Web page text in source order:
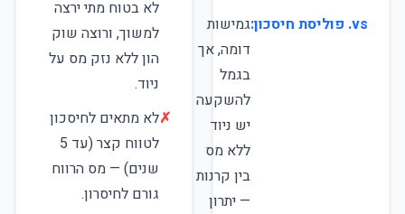
vs. פוליסת חיסכון:
גמישות
דומה, אך
בגמל
להשקעה
יש ניוד
ללא מס
בין קרנות
— יתרון
לא בטוח מתי ירצה
למשוך, ורוצה שוק
הון ללא נזק מס על
ניוד.
✗לא מתאים לחיסכון
לטווח קצר (עד 5
שנים) — מס הרווח
גורם לחיסרון.